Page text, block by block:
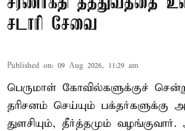
சடாரி சேவை
Published on: 09 Aug 2026, 11:29 am
பெருமாள் கோவில்களுக்குச்
தரிசனம் செய்யும் பக்தர்களுக்கு
துளசியும், தீர்த்தமும்